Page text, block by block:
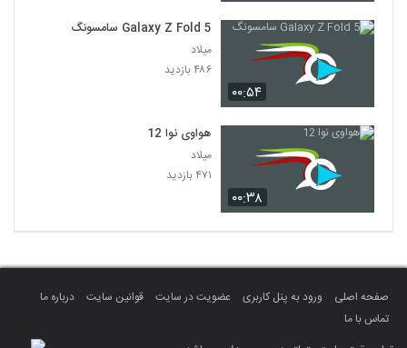
۰۰:۵۴
Galaxy Z Fold 5 سامسونگ
میلاد
۴۸۶ بازدید
۰۰:۳۸
هواوی نوا 12
میلاد
۴۷۱ بازدید
صفحه اصلی ورود به پنل کاربری عضویت در سایت قوانین سایت
درباره ما
تماس با ما